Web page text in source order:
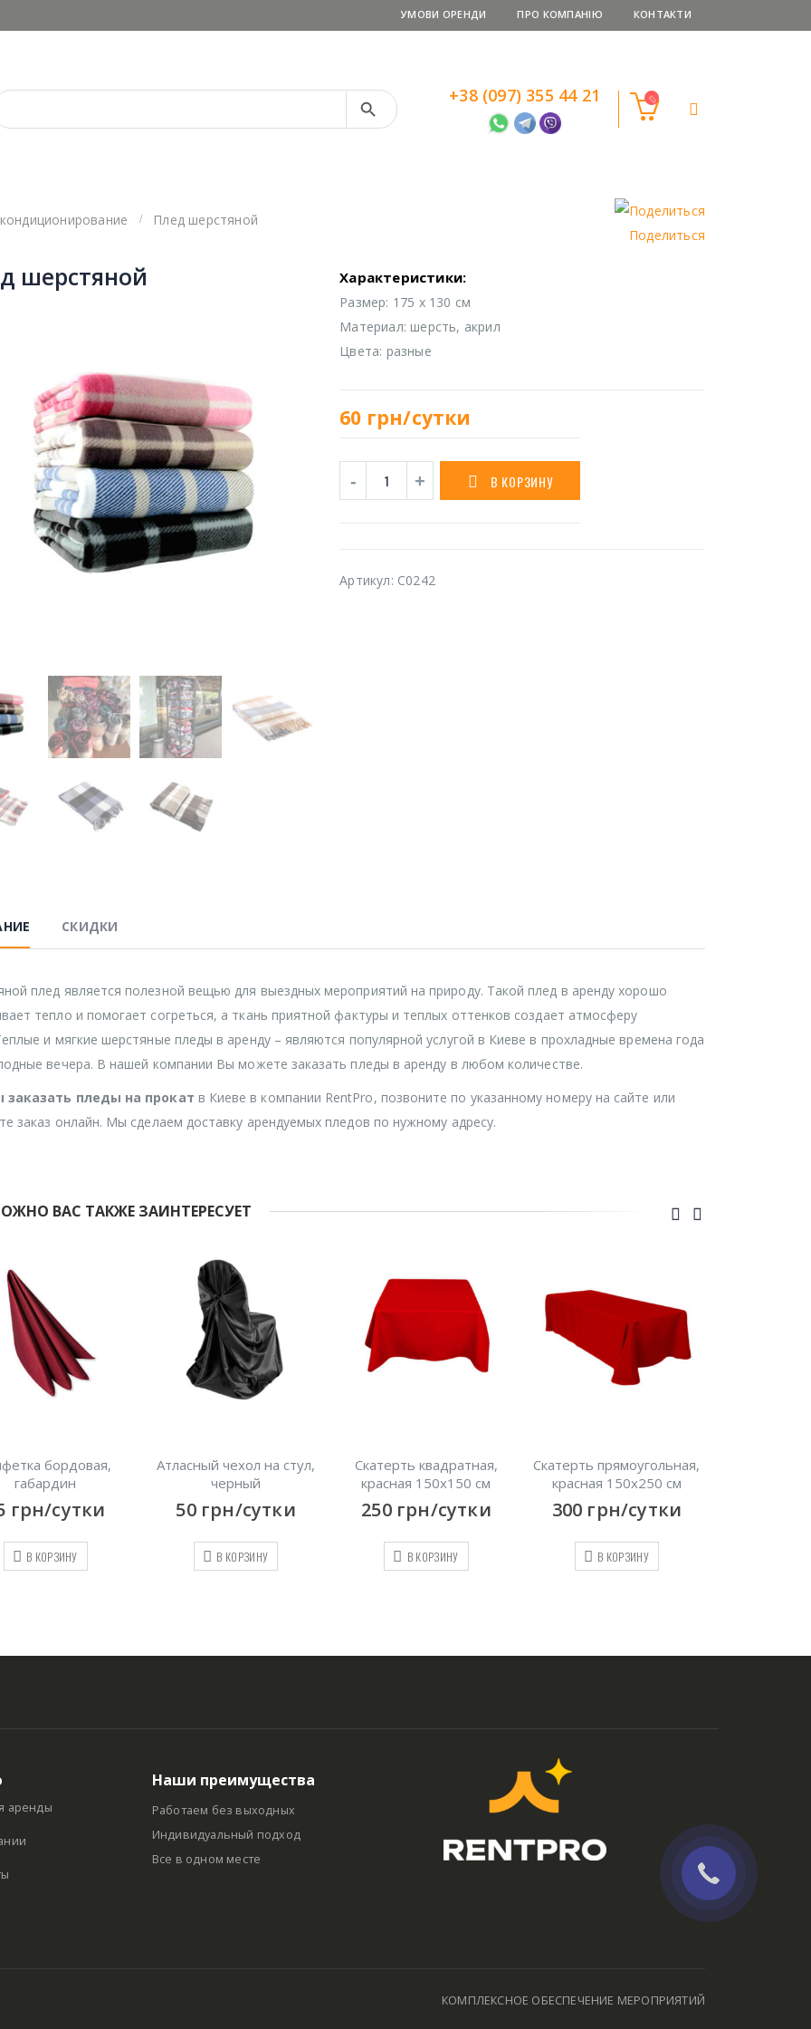
УМОВИ ОРЕНДИ ПРО КОМПАНІЮ КОНТАКТИ
Search Button +38 (097) 355 44 21
Плед шерстяной
Поделиться
шерстяной Характеристики:
Размер: 175 х 130 см
Материал: шерсть, акрил
Цвета: разные
60 грн/сутки
В КОРЗИНУ
Артикул: C0242
СКИДКИ
плед является полезной вещью для выездных мероприятий на природу. Такой плед в аренду хорошо
тепло и помогает согреться, а ткань приятной фактуры и теплых оттенков создает атмосферу
и мягкие шерстяные пледы в аренду – являются популярной услугой в Киеве в прохладные времена года
вечера. В нашей компании Вы можете заказать пледы в аренду в любом количестве.
заказать пледы на прокат в Киеве в компании RentPro, позвоните по указанному номеру на сайте или
заказ онлайн. Мы сделаем доставку арендуемых пледов по нужному адресу.
ВАС ТАКЖЕ ЗАИНТЕРЕСУЕТ
бордовая,
габардин
грн/сутки
В КОРЗИНУ
Атласный чехол на стул,
черный
50 грн/сутки
В КОРЗИНУ
Скатерть квадратная,
красная 150х150 см
250 грн/сутки
В КОРЗИНУ
Скатерть прямоугольная,
красная 150х250 см
300 грн/сутки
В КОРЗИНУ
аренды
Наши преимущества
Работаем без выходных
Индивидуальный подход
Все в одном месте
КОМПЛЕКСНОЕ ОБЕСПЕЧЕНИЕ МЕРОПРИЯТИЙ